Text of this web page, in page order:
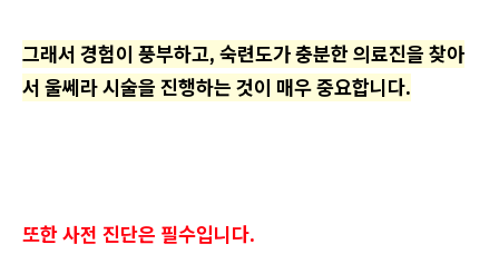
그래서 경험이 풍부하고, 숙련도가 충분한 의료진을 찾아
서 울쎄라 시술을 진행하는 것이 매우 중요합니다.
또한 사전 진단은 필수입니다.